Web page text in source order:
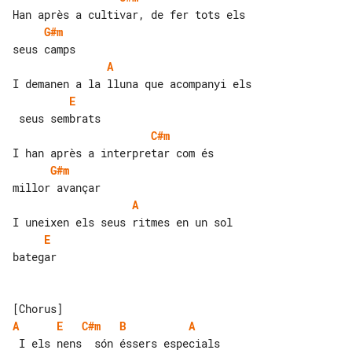
G#m
A
E
C#m
G#m
A
E
bategar
A
E C#m B
A